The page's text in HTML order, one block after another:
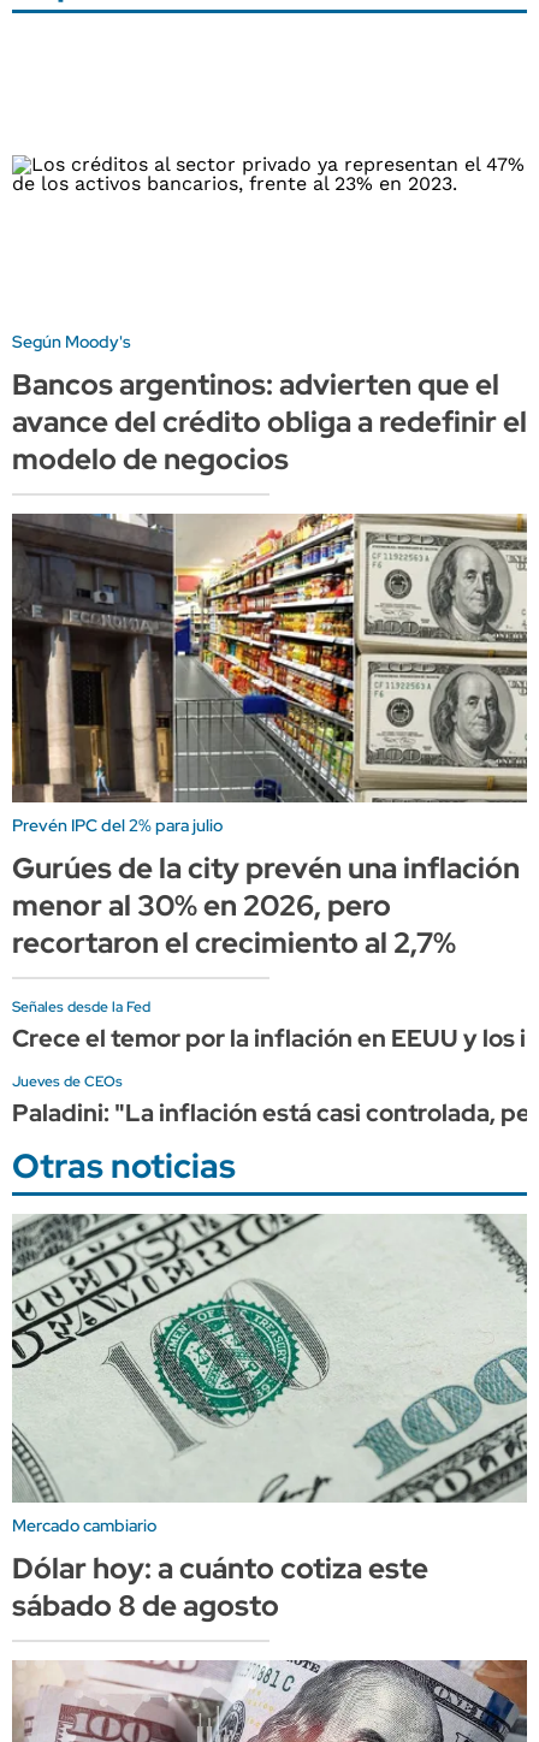
Según Moody's
Bancos argentinos: advierten que el
avance del crédito obliga a redefinir el
modelo de negocios
Prevén IPC del 2% para julio
Gurúes de la city prevén una inflación
menor al 30% en 2026, pero
recortaron el crecimiento al 2,7%
Señales desde la Fed
Crece el temor por la inflación en EEUU y los
Jueves de CEOs
Paladini: "La inflación está casi controlada,
Otras noticias
Mercado cambiario
Dólar hoy: a cuánto cotiza este
sábado 8 de agosto